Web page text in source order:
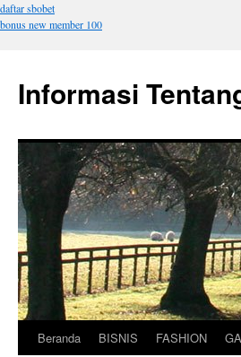
daftar sbobet
bonus new member 100
Informasi
Langsung
Beranda BISNIS FASHION